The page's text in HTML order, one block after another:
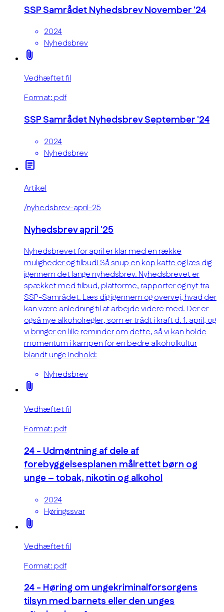
SSP Samrådet Nyhedsbrev November '24
2024
Nyhedsbrev
attach_file
Vedhæftet fil
Format: pdf
SSP Samrådet Nyhedsbrev September '24
2024
Nyhedsbrev
article
Artikel
/nyhedsbrev-april-25
Nyhedsbrev april '25
Nyhedsbrevet for april er klar med en række
muligheder og tilbud! Så snup en kop kaffe og læs dig
igennem det lange nyhedsbrev. Nyhedsbrevet er
spækket med tilbud, platforme, rapporter og nyt fra
SSP-Samrådet. Læs dig igennem og overvej, hvad der
kan være anledning til at arbejde videre med. Der er
også nye alkoholregler, som er trådt i kraft d. 1. april, og
vi bringer en lille reminder om dette, så vi kan holde
momentum i kampen for en bedre alkoholkultur
blandt unge Indhold:
Nyhedsbrev
attach_file
Vedhæftet fil
Format: pdf
24 - Udmøntning af dele af
forebyggelsesplanen målrettet børn og
unge – tobak, nikotin og alkohol
2024
Høringssvar
attach_file
Vedhæftet fil
Format: pdf
24 - Høring om ungekriminalforsorgens
tilsyn med barnets eller den unges